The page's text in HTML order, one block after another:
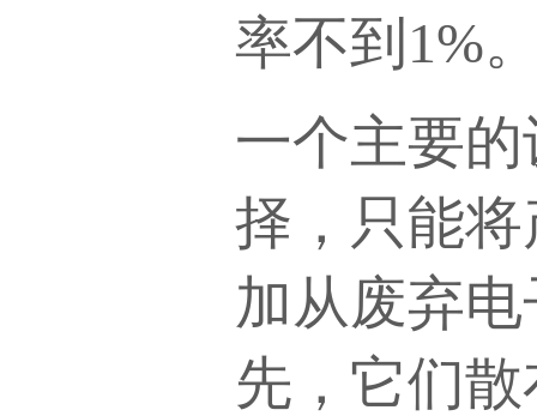
率不到1%
一个主要
择，只能
加从废弃
先，它们